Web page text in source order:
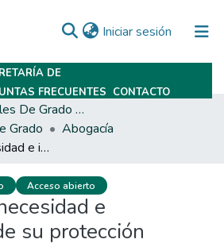
Iniciar sesión (current)
DE
FRECUENTES CONTACTO
Trabajos Finales De Grado Y Posgrado
Grado
Abogacía
Humedales: necesidad e importancia de su protección jurídica
Acceso abierto
e
su protección